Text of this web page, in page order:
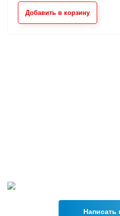
Добавить в корзину
Написать